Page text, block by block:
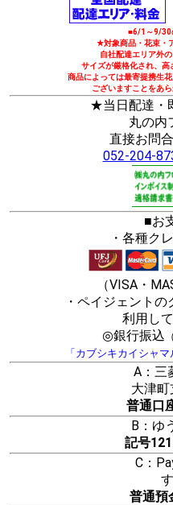
■6/1～9/30
★対象商品・花束・
自社配達エリア外
サイズが厳格化され、
商品によっては最寄提携生
ございますことをあ
★当日配達・
丸の内
直接お問
052-204-
■お
・各種ク
（VISA・
・ペイジェント
利用し
◎銀行振込
「カブシキカイシャ
A：三
大津町支
普通口
B：ゆ
記号
C：
す
普通預